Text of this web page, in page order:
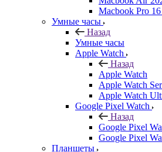
Macbook Pro
Умные часы
Назад
Умные часы
Apple Watch
Назад
Apple Watch
Apple Watch
Apple Watch
Google Pixel Watch
Назад
Google Pixel
Google Pixel
Планшеты